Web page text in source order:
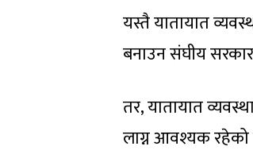
यस्तै यातायात
बनाउन संघीय
तर, यातायात
लाग्न आवश्यक